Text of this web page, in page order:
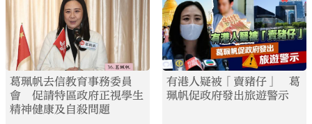
葛珮帆去信教育事務委員
會 促請特區政府正視學生
精神健康及自殺問題
有港人疑被「賣豬仔」 葛
珮帆促政府發出旅遊警示